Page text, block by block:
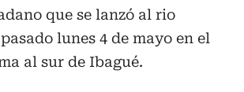
que se lanzó al rio
lunes 4 de mayo en el
al sur de Ibagué.